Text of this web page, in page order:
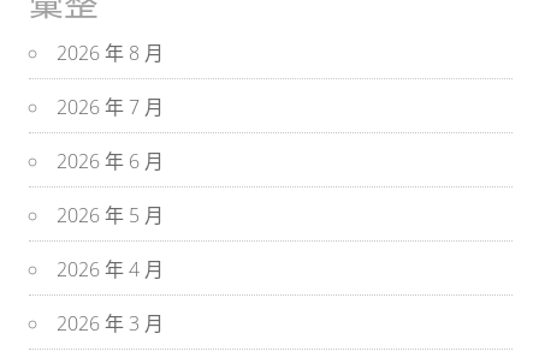
2026 年 8 月
2026 年 7 月
2026 年 6 月
2026 年 5 月
2026 年 4 月
2026 年 3 月